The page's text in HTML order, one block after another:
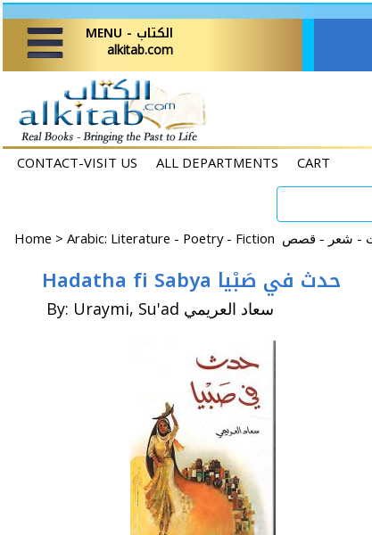
MENU - الكتاب
alkitab.com
CONTACT-VISIT US ALL DEPARTMENTS CART
Home >
Hadatha fi Sabya حدث في صَبْيا
By: Uraymi, Su'ad سعاد العريمي